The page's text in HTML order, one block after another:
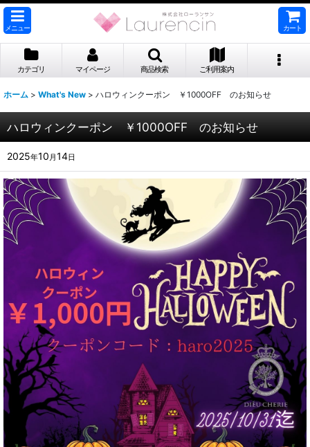
メニュー カート
カテゴリ マイページ 商品検索 ご利用案内
ホーム > What's New > ハロウィンクーポン ￥1000OFF のお知らせ
ハロウィンクーポン ￥1000OFF のお知らせ
2025年10 月14日